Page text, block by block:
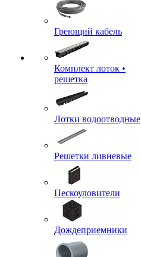
Греющий кабель
Комплект лоток •
решетка
Лотки водоотводные
Решетки ливневые
Пескоуловители
Дождеприемники